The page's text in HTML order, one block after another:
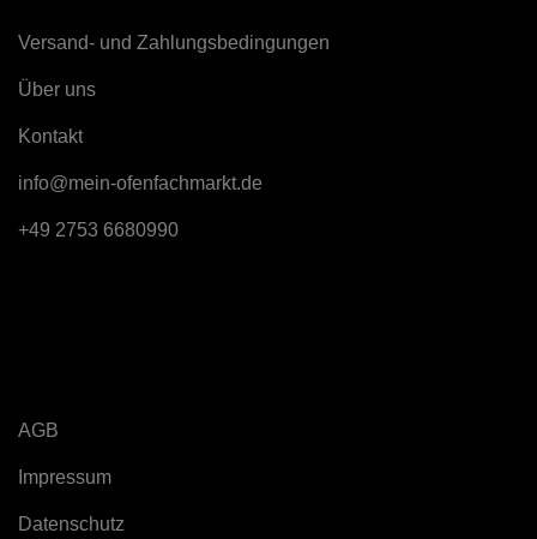
Versand- und Zahlungsbedingungen
Über uns
Kontakt
info@mein-ofenfachmarkt.de
+49 2753 6680990
AGB
Impressum
Datenschutz